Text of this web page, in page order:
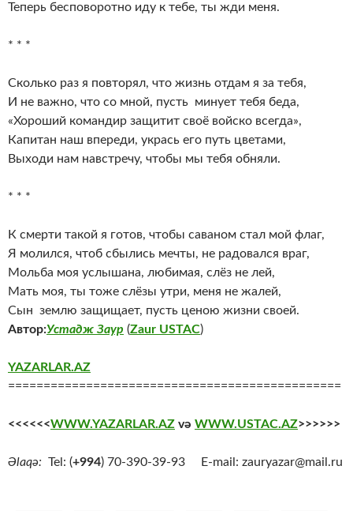
Теперь бесповоротно иду к тебе, ты жди меня.
* * *
Сколько раз я повторял, что жизнь отдам я за тебя,
И не важно, что со мной, пусть минует тебя беда,
«Хороший командир защитит своё войско всегда»,
Капитан наш впереди, укрась его путь цветами,
Выходи нам навстречу, чтобы мы тебя обняли.
* * *
К смерти такой я готов, чтобы саваном стал мой флаг,
Я молился, чтоб сбылись мечты, не радовался враг,
Мольба моя услышана, любимая, слёз не лей,
Мать моя, ты тоже слёзы утри, меня не жалей,
Сын землю защищает, пусть ценою жизни своей.
Автор:Устадж Заур (Zaur USTAC)
YAZARLAR.AZ
===============================================
<<<<<<WWW.YAZARLAR.AZ və WWW.USTAC.AZ>>>>>>
Əlaqə: Tel: (+994) 70-390-39-93 E-mail: zauryazar@mail.ru